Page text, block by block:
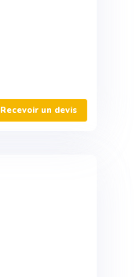
Recevoir un devis